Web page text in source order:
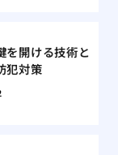
を開ける技術と
犯対策